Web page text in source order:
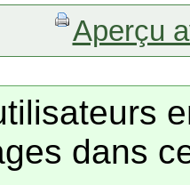
Aperçu
dans